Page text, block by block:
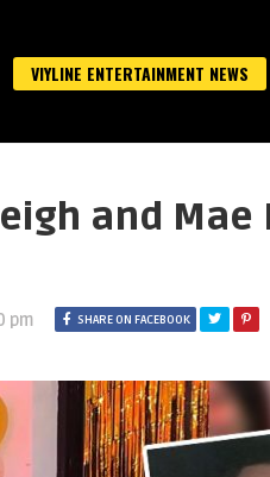
VIYLINE ENTERTAINMENT NEWS
and Mae
pm SHARE ON FACEBOOK